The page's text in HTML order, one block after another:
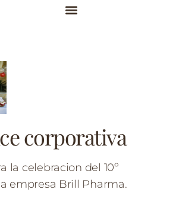
corporativa
la celebracion del 10º
empresa Brill Pharma.